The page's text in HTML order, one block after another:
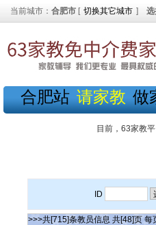
当前城市： 合肥市 [ 切换其它城市 ]
合肥站 请家教 做
目前，63家教
ID
>>>共[715]条教员信息 共[48]页 每